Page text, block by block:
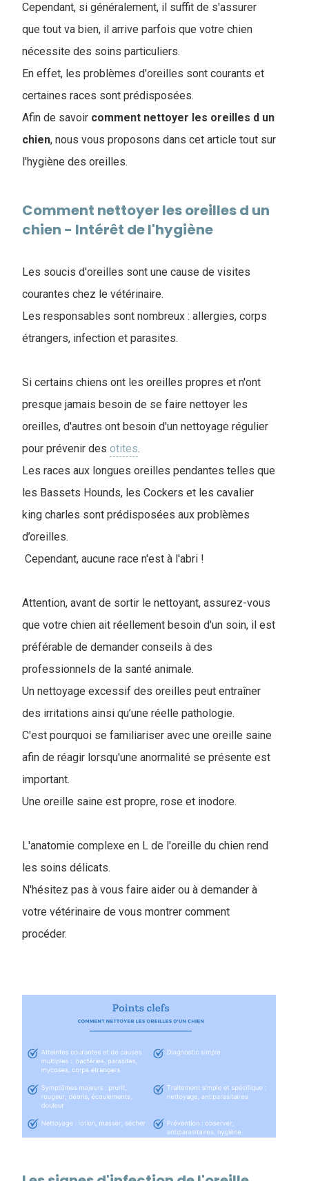
Cependant, si généralement, il suffit de s'assurer
que tout va bien, il arrive parfois que votre chien
nécessite des soins particuliers.
En effet, les problèmes d'oreilles sont courants et
certaines races sont prédisposées.
Afin de savoir comment nettoyer les oreilles d un
chien, nous vous proposons dans cet article tout sur
l'hygiène des oreilles.
Comment nettoyer les oreilles d un
chien - Intérêt de l'hygiène
Les soucis d'oreilles sont une cause de visites
courantes chez le vétérinaire.
Les responsables sont nombreux : allergies, corps
étrangers, infection et parasites.
Si certains chiens ont les oreilles propres et n'ont
presque jamais besoin de se faire nettoyer les
oreilles, d'autres ont besoin d'un nettoyage régulier
pour prévenir des otites.
Les races aux longues oreilles pendantes telles que
les Bassets Hounds, les Cockers et les cavalier
king charles sont prédisposées aux problèmes
d’oreilles.
Cependant, aucune race n'est à l'abri !
Attention, avant de sortir le nettoyant, assurez-vous
que votre chien ait réellement besoin d'un soin, il est
préférable de demander conseils à des
professionnels de la santé animale.
Un nettoyage excessif des oreilles peut entraîner
des irritations ainsi qu’une réelle pathologie.
C'est pourquoi se familiariser avec une oreille saine
afin de réagir lorsqu'une anormalité se présente est
important.
Une oreille saine est propre, rose et inodore.
L'anatomie complexe en L de l'oreille du chien rend
les soins délicats.
N'hésitez pas à vous faire aider ou à demander à
votre vétérinaire de vous montrer comment
procéder.